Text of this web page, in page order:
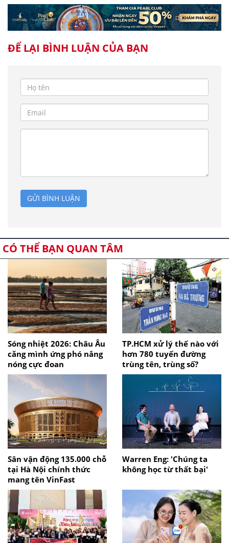
ĐỂ LẠI BÌNH LUẬN CỦA BẠN
GỬI BÌNH LUẬN
CÓ THỂ BẠN QUAN TÂM
Sóng nhiệt 2026: Châu Âu
căng mình ứng phó nắng
nóng cực đoan
TP.HCM xử lý thế nào với
hơn 780 tuyến đường
trùng tên, trùng số?
Sân vận động 135.000 chỗ
tại Hà Nội chính thức
mang tên VinFast
Warren Eng: 'Chúng ta
không học từ thất bại'